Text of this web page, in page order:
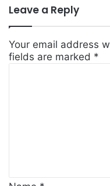
Leave a Reply
Your email address
fields are marked *